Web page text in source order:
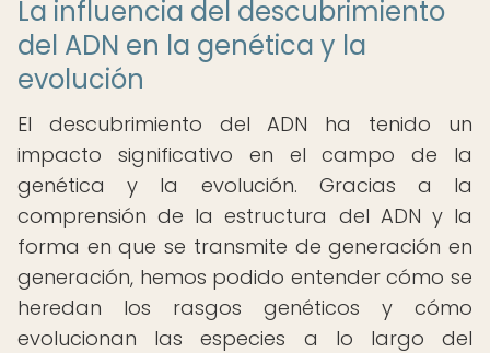
La influencia del descubrimiento
del ADN en la genética y la
evolución
El descubrimiento del ADN ha tenido un
impacto significativo en el campo de la
genética y la evolución. Gracias a la
comprensión de la estructura del ADN y la
forma en que se transmite de generación en
generación, hemos podido entender cómo se
heredan los rasgos genéticos y cómo
evolucionan las especies a lo largo del